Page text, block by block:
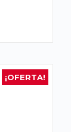
¡OFERTA!